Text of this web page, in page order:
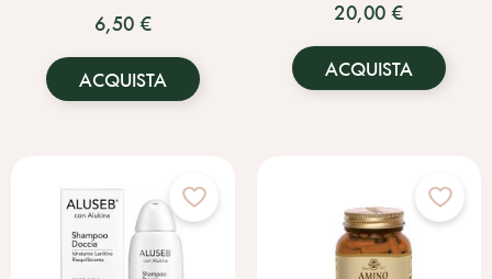
6,50 €
ACQUISTA
20,00 €
ACQUISTA